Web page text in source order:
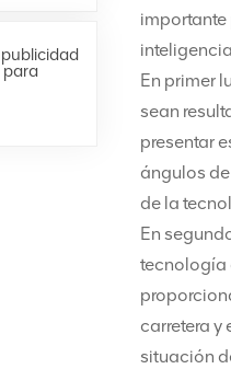
publicidad
para
importante
En primer
sean
presentar
ángulos
de la
En
tecnología
carretera y
situación